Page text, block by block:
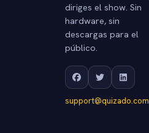
diriges el show. Sin
hardware, sin
descargas para el
público.
support@quizado.com